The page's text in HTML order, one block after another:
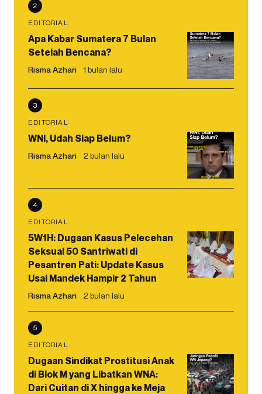
2
EDITORIAL
Apa Kabar Sumatera 7 Bulan
Setelah Bencana?
Risma Azhari 1 bulan lalu
3
EDITORIAL
WNI, Udah Siap Belum?
Risma Azhari 2 bulan lalu
4
EDITORIAL
5W1H: Dugaan Kasus Pelecehan
Seksual 50 Santriwati di
Pesantren Pati: Update Kasus
Usai Mandek Hampir 2 Tahun
Risma Azhari 2 bulan lalu
5
EDITORIAL
Dugaan Sindikat Prostitusi Anak
di Blok M yang Libatkan WNA:
Dari Cuitan di X hingga ke Meja